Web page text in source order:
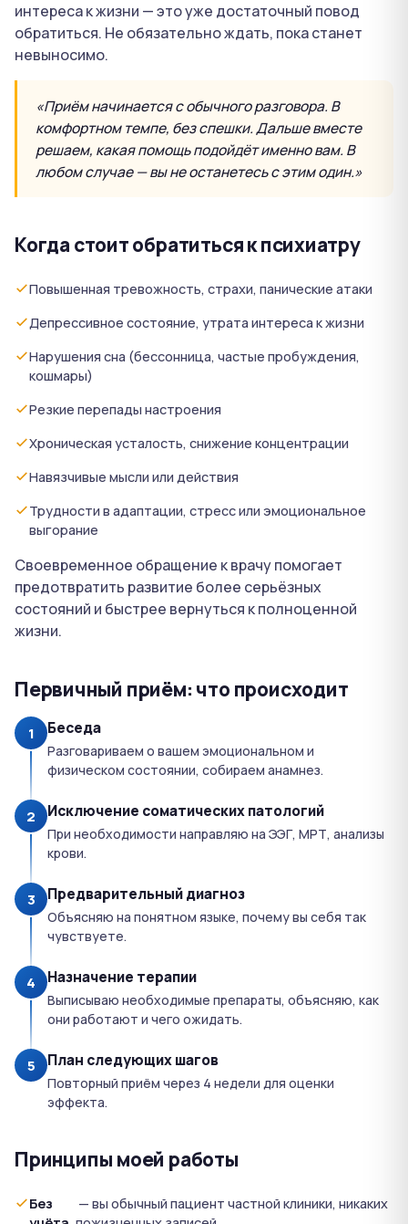
интереса к жизни — это уже достаточный повод
обратиться. Не обязательно ждать, пока станет
невыносимо.
«Приём начинается с обычного разговора. В
комфортном темпе, без спешки. Дальше вместе
решаем, какая помощь подойдёт именно вам. В
любом случае — вы не останетесь с этим один.»
Когда стоит обратиться к психиатру
Повышенная тревожность, страхи, панические атаки
Депрессивное состояние, утрата интереса к жизни
Нарушения сна (бессонница, частые пробуждения,
кошмары)
Резкие перепады настроения
Хроническая усталость, снижение концентрации
Навязчивые мысли или действия
Трудности в адаптации, стресс или эмоциональное
выгорание
Своевременное обращение к врачу помогает
предотвратить развитие более серьёзных
состояний и быстрее вернуться к полноценной
жизни.
Первичный приём: что происходит
1 Беседа
Разговариваем о вашем эмоциональном и
физическом состоянии, собираем анамнез.
2 Исключение соматических патологий
При необходимости направляю на ЭЭГ, МРТ, анализы
крови.
3 Предварительный диагноз
Объясняю на понятном языке, почему вы себя так
чувствуете.
4 Назначение терапии
Выписываю необходимые препараты, объясняю, как
они работают и чего ожидать.
5 План следующих шагов
Повторный приём через 4 недели для оценки
эффекта.
Принципы моей работы
Без
— вы обычный пациент частной клиники, никаких